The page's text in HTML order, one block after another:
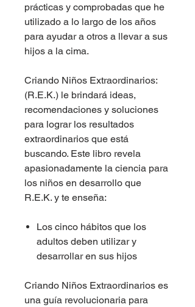
prácticas y comprobadas que he
utilizado a lo largo de los años
para ayudar a otros a llevar a sus
hijos a la cima.
Criando Niños Extraordinarios:
(R.E.K.) le brindará ideas,
recomendaciones y soluciones
para lograr los resultados
extraordinarios que está
buscando. Este libro revela
apasionadamente la ciencia para
los niños en desarrollo que
R.E.K. y te enseña:
Los cinco hábitos que los
adultos deben utilizar y
desarrollar en sus hijos
Criando Niños Extraordinarios es
una guía revolucionaria para